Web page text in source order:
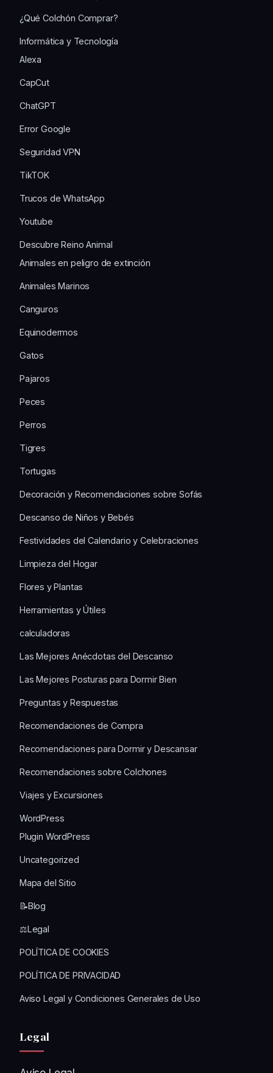
¿Qué Colchón Comprar?
Informática y Tecnología
Alexa
CapCut
ChatGPT
Error Google
Seguridad VPN
TikTOK
Trucos de WhatsApp
Youtube
Descubre Reino Animal
Animales en peligro de extinción
Animales Marinos
Canguros
Equinodermos
Gatos
Pajaros
Peces
Perros
Tigres
Tortugas
Decoración y Recomendaciones sobre Sofás
Descanso de Niños y Bebés
Festividades del Calendario y Celebraciones
Limpieza del Hogar
Flores y Plantas
Herramientas y Útiles
calculadoras
Las Mejores Anécdotas del Descanso
Las Mejores Posturas para Dormir Bien
Preguntas y Respuestas
Recomendaciones de Compra
Recomendaciones para Dormir y Descansar
Recomendaciones sobre Colchones
Viajes y Excursiones
WordPress
Plugin WordPress
Uncategorized
Mapa del Sitio
📝Blog
⚖️Legal
POLÍTICA DE COOKIES
POLÍTICA DE PRIVACIDAD
Aviso Legal y Condiciones Generales de Uso
Legal